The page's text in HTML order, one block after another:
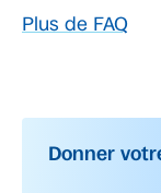
Plus de FAQ
Donner